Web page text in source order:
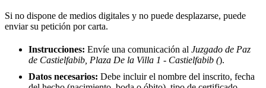
Si no dispone de medios digitales y no puede desplazarse, puede
enviar su petición por carta.
Instrucciones: Envíe una comunicación al Juzgado de Paz
de Castielfabib, Plaza De la Villa 1 - Castielfabib ().
Datos necesarios: Debe incluir el nombre del inscrito, fecha